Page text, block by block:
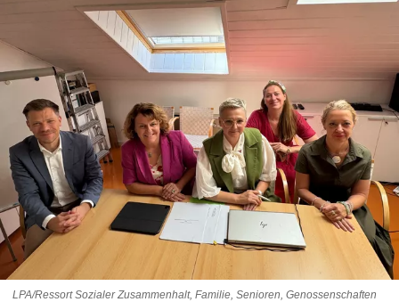
LPA/Ressort Sozialer Zusammenhalt, Familie, Senioren, Genossenschaften